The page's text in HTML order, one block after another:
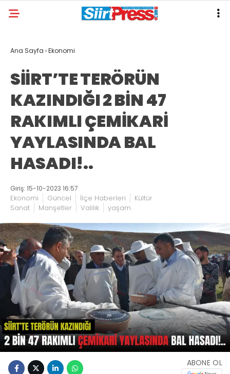
Ana Sayfa ›Ekonomi
SİİRT’TE TERÖRÜN
KAZINDIĞI 2 BİN 47
RAKIMLI ÇEMİKARİ
YAYLASINDA BAL
HASADI!..
Giriş: 15-10-2023 16:57
Ekonomi Güncel İlçe Haberleri
Kültür
Sanat
Manşetler Valilik yaşam
ABONE OL